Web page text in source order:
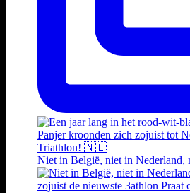
Niet in België, niet in Nederland,